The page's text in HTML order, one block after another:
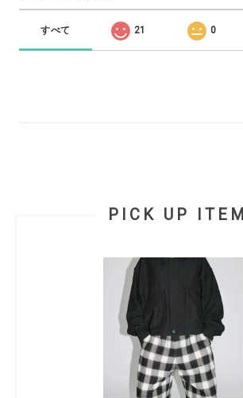
すべて 21 0
PICK UP ITEM